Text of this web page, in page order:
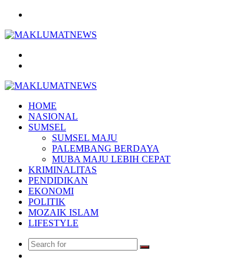
HOME
NASIONAL
SUMSEL
SUMSEL MAJU
PALEMBANG BERDAYA
MUBA MAJU LEBIH CEPAT
KRIMINALITAS
PENDIDIKAN
EKONOMI
POLITIK
MOZAIK ISLAM
LIFESTYLE
Search